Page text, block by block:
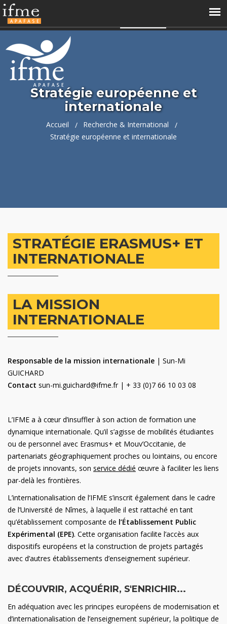
Stratégie européenne et
internationale
Accueil
Recherche & International
Stratégie européenne et internationale
STRATÉGIE ERASMUS+ ET
INTERNATIONALE
LA MISSION
INTERNATIONALE
Responsable de la mission internationale | Sun-Mi
GUICHARD
Contact sun-mi.guichard@ifme.fr | + 33 (0)7 66 10 03 08
L’IFME a à cœur d’insuffler à son action de formation une
dynamique internationale. Qu’il s’agisse de mobilités étudiantes
ou de personnel avec Erasmus+ et Mouv’Occitanie, de
partenariats géographiquement proches ou lointains, ou encore
de projets innovants, son service dédié œuvre à faciliter les liens
par-delà les frontières.
L’internationalisation de l’IFME s’inscrit également dans le cadre
de l’Université de Nîmes, à laquelle il est rattaché en tant
qu’établissement composante de l’Établissement Public
Expérimental (EPE). Cette organisation facilite l’accès aux
dispositifs européens et la construction de projets partagés
avec d’autres établissements d’enseignement supérieur.
DÉCOUVRIR, ACQUÉRIR, S'ENRICHIR...
En adéquation avec les principes européens de modernisation et
d’internationalisation de l’enseignement supérieur, la politique de